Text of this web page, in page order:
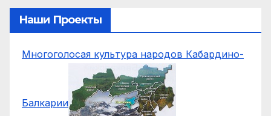
Наши Проекты
Многоголосая культура народов Кабардино-
Балкарии